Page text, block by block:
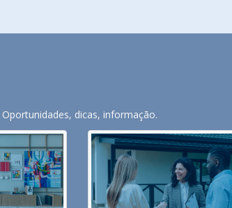
dicas, informação.